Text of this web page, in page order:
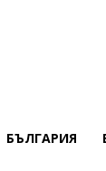
БЪЛГАРИЯ